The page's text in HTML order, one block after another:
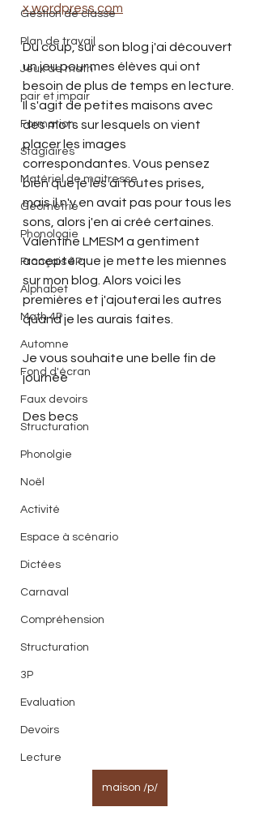
Gestion de classe
Plan de travail
Jeux de math
pair et impair
Formation
Stagiaires
Matériel de maitresse
Géométrie
Phonologie
Français 4P
Alphabet
Math 4P
Automne
Fond d'écran
Faux devoirs
Structuration
Phonolgie
Noël
Activité
Espace à scénario
Dictées
Carnaval
Compréhension
Structuration
3P
Evaluation
Devoirs
Lecture
x.wordpress.com
Du coup, sur son blog j'ai découvert
un jeu pour mes élèves qui ont
besoin de plus de temps en lecture.
Il s'agit de petites maisons avec
des mots sur lesquels on vient
placer les images
correspondantes. Vous pensez
bien que je les ai toutes prises,
mais il n'y en avait pas pour tous les
sons, alors j'en ai créé certaines.
Valentine LMESM a gentiment
accepté que je mette les miennes
sur mon blog. Alors voici les
premières et j'ajouterai les autres
quand je les aurais faites.
Je vous souhaite une belle fin de
journée
Des becs
maison /p/